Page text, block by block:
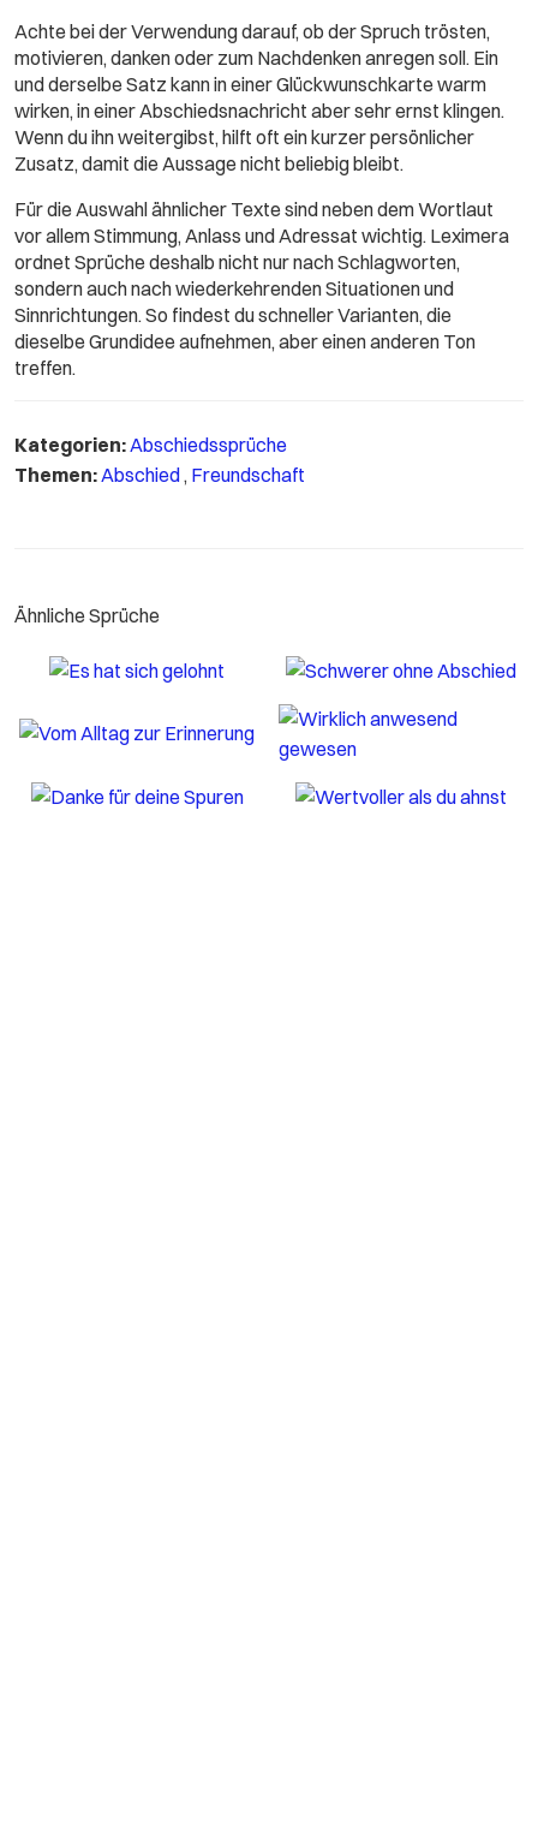
Achte bei der Verwendung darauf, ob der Spruch trösten,
motivieren, danken oder zum Nachdenken anregen soll. Ein
und derselbe Satz kann in einer Glückwunschkarte warm
wirken, in einer Abschiedsnachricht aber sehr ernst klingen.
Wenn du ihn weitergibst, hilft oft ein kurzer persönlicher
Zusatz, damit die Aussage nicht beliebig bleibt.
Für die Auswahl ähnlicher Texte sind neben dem Wortlaut
vor allem Stimmung, Anlass und Adressat wichtig. Leximera
ordnet Sprüche deshalb nicht nur nach Schlagworten,
sondern auch nach wiederkehrenden Situationen und
Sinnrichtungen. So findest du schneller Varianten, die
dieselbe Grundidee aufnehmen, aber einen anderen Ton
treffen.
Kategorien:Abschiedssprüche
Themen:Abschied, Freundschaft
Ähnliche Sprüche